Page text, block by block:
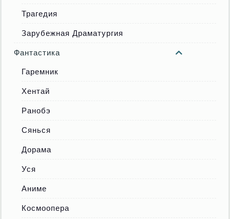
Трагедия
Зарубежная Драматургия
Фантастика
Гаремник
Хентай
Ранобэ
Сянься
Дорама
Уся
Аниме
Космоопера